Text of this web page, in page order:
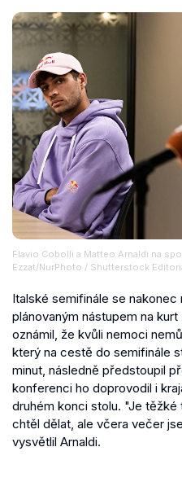
Flavio Cobolli a Matteo Arnaldi na
Ezzat/NurPhoto / Shutterstock
Italské semifinále se
plánovaným nástupem na kurt
oznámil, že kvůli nemoci
který na cestě do semifinále
minut, následně předstoupil
konferenci ho doprovodil i
druhém konci stolu. "Je
chtěl dělat, ale včera večer
vysvětlil Arnaldi.